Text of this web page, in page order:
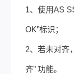
1、使用AS
OK”标识；
2、若未对齐
齐” 功能。